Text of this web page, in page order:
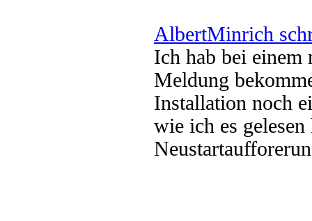
AlbertMinrich
Ich hab bei einem
Meldung
Installation noch
wie ich es